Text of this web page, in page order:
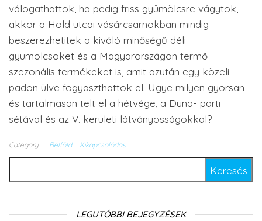
válogathattok, ha pedig friss gyümölcsre vágytok,
akkor a Hold utcai vásárcsarnokban mindig
beszerezhetitek a kiváló minőségű déli
gyümölcsöket és a Magyarországon termő
szezonális termékeket is, amit azután egy közeli
padon ülve fogyaszthattok el. Ugye milyen gyorsan
és tartalmasan telt el a hétvége, a Duna- parti
sétával és az V. kerületi látványosságokkal?
Category Belföld Kikapcsolódás
LEGUTÓBBI BEJEGYZÉSEK